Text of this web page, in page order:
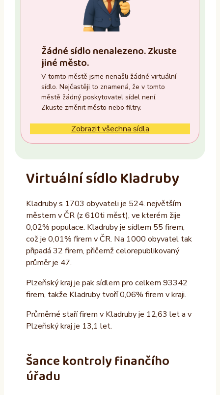
Ano
Ne
Recepce
Ano
Ne
Ne
Provozovatel
ALTAXO SE
COMEFLEX CONSULTING s.r.o.
Firmus a.s.
Žádné sídlo nenalezeno. Zkuste
jiné město.
V tomto městě jsme nenašli žádné virtuální
sídlo. Nejčastěji to znamená, že v tomto
městě žádný poskytovatel sídel není.
Zkuste změnit město nebo filtry.
Zobrazit všechna sídla
Virtuální sídlo Kladruby
Kladruby s 1703 obyvateli je 524. největším
městem v ČR (z 610ti měst), ve kterém žije
0,02% populace. Kladruby je sídlem 55 firem,
což je 0,01% firem v ČR. Na 1000 obyvatel tak
připadá 32 firem, přičemž celorepublikovaný
průměr je 47.
Plzeňský kraj je pak sídlem pro celkem 93342
firem, takže Kladruby tvoří 0,06% firem v kraji.
Průměrné staří firem v Kladruby je 12,63 let a v
Plzeňský kraj je 13,1 let.
Šance kontroly finančího
úřadu